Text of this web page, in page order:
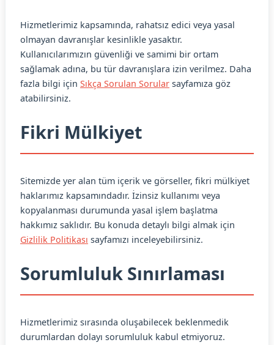
Hizmetlerimiz kapsamında, rahatsız edici veya yasal
olmayan davranışlar kesinlikle yasaktır.
Kullanıcılarımızın güvenliği ve samimi bir ortam
sağlamak adına, bu tür davranışlara izin verilmez. Daha
fazla bilgi için Sıkça Sorulan Sorular sayfamıza göz
atabilirsiniz.
Fikri Mülkiyet
Sitemizde yer alan tüm içerik ve görseller, fikri mülkiyet
haklarımız kapsamındadır. İzinsiz kullanımı veya
kopyalanması durumunda yasal işlem başlatma
hakkımız saklıdır. Bu konuda detaylı bilgi almak için
Gizlilik Politikası sayfamızı inceleyebilirsiniz.
Sorumluluk Sınırlaması
Hizmetlerimiz sırasında oluşabilecek beklenmedik
durumlardan dolayı sorumluluk kabul etmiyoruz.